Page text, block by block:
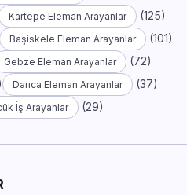
Kartepe Eleman Arayanlar (125)
Başiskele Eleman Arayanlar (101)
Gebze Eleman Arayanlar (72)
Darıca Eleman Arayanlar (37)
İş Arayanlar (29)